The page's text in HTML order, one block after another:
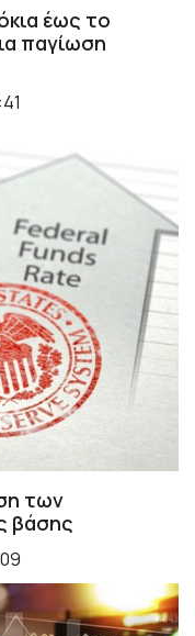
έως το
παγίωση
των
βάσης